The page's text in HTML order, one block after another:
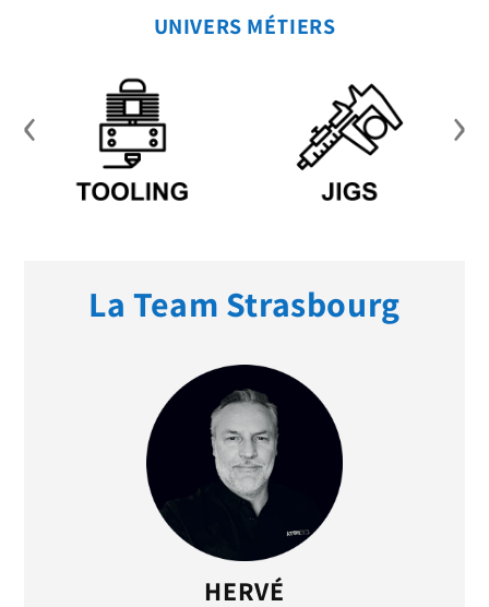
UNIVERS MÉTIERS
‹ ›
La Team Strasbourg
HERVÉ